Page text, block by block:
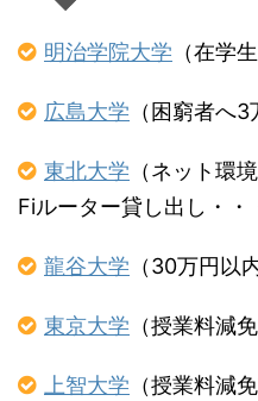
明治学院大学 （在学
広島大学 （困窮者へ3
東北大学 （ネット環
Fiルーター貸し出し・・
龍谷大学 （30万円以
東京大学 （授業料減
上智大学 （授業料減